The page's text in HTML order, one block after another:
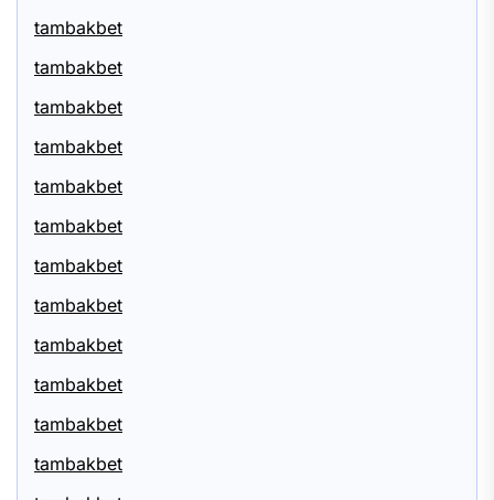
tambakbet
tambakbet
tambakbet
tambakbet
tambakbet
tambakbet
tambakbet
tambakbet
tambakbet
tambakbet
tambakbet
tambakbet